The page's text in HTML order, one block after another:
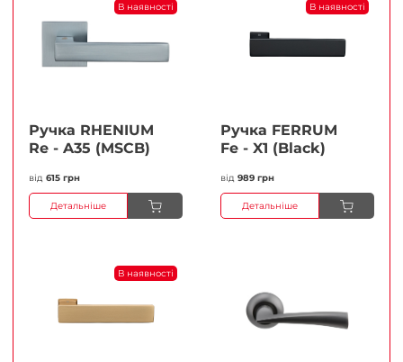
В наявності
Ручка RHENIUM
Re - A35 (MSCB)
від 615 грн
Детальніше
В наявності
Ручка FERRUМ
Fe - X1 (Black)
від 989 грн
Детальніше
В наявності